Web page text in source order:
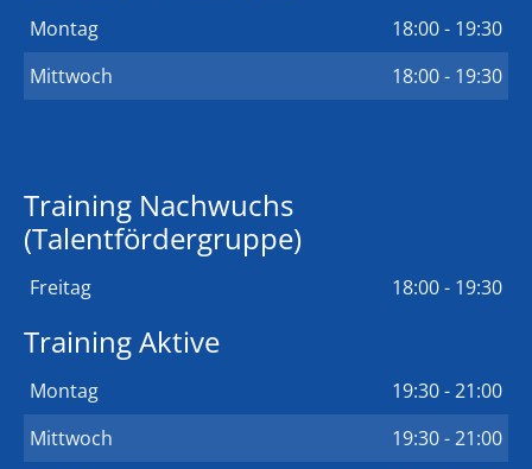
Montag
18:00 - 19:30
Mittwoch
18:00 - 19:30
Training Nachwuchs
(Talentfördergruppe)
Freitag 18:00 - 19:30
Training Aktive
Montag
19:30 - 21:00
Mittwoch
19:30 - 21:00